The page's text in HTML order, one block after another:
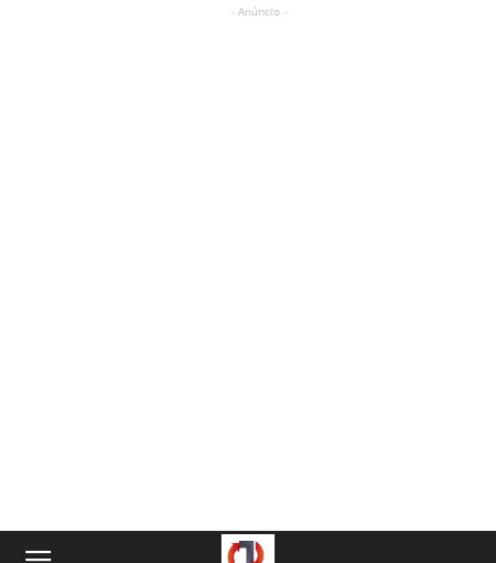
- Anúncio -